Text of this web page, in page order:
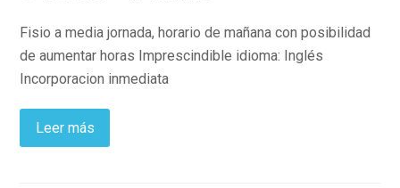
Fisio a media jornada, horario de mañana con posibilidad
de aumentar horas Imprescindible idioma: Inglés
Incorporacion inmediata
Leer más